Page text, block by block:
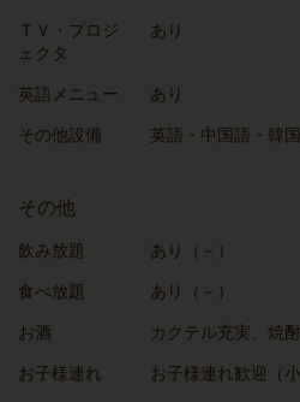
ＴＶ・プロジ
ェクタ
あり
英語メニュー あり
その他設備 英語・中国語・韓
その他
飲み放題 あり（－）
食べ放題 あり（－）
お酒 カクテル充実、焼
お子様連れ お子様連れ歓迎（